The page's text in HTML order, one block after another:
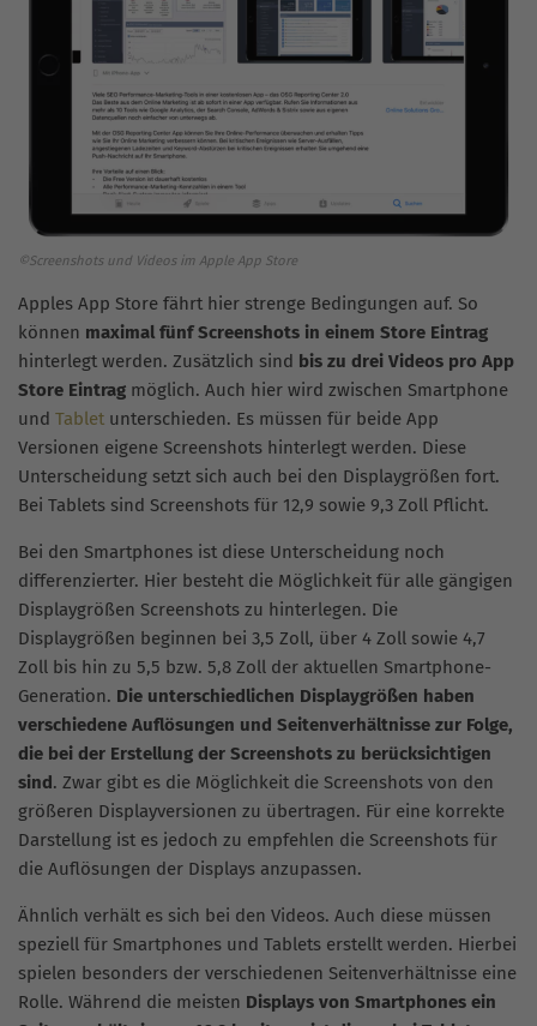
©Screenshots und Videos im Apple App Store
Apples App Store fährt hier strenge Bedingungen auf. So
können maximal fünf Screenshots in einem Store Eintrag
hinterlegt werden. Zusätzlich sind bis zu drei Videos pro App
Store Eintrag möglich. Auch hier wird zwischen Smartphone
und Tablet unterschieden. Es müssen für beide App
Versionen eigene Screenshots hinterlegt werden. Diese
Unterscheidung setzt sich auch bei den Displaygrößen fort.
Bei Tablets sind Screenshots für 12,9 sowie 9,3 Zoll Pflicht.
Bei den Smartphones ist diese Unterscheidung noch
differenzierter. Hier besteht die Möglichkeit für alle gängigen
Displaygrößen Screenshots zu hinterlegen. Die
Displaygrößen beginnen bei 3,5 Zoll, über 4 Zoll sowie 4,7
Zoll bis hin zu 5,5 bzw. 5,8 Zoll der aktuellen Smartphone-
Generation. Die unterschiedlichen Displaygrößen haben
verschiedene Auflösungen und Seitenverhältnisse zur Folge,
die bei der Erstellung der Screenshots zu berücksichtigen
sind. Zwar gibt es die Möglichkeit die Screenshots von den
größeren Displayversionen zu übertragen. Für eine korrekte
Darstellung ist es jedoch zu empfehlen die Screenshots für
die Auflösungen der Displays anzupassen.
Ähnlich verhält es sich bei den Videos. Auch diese müssen
speziell für Smartphones und Tablets erstellt werden. Hierbei
spielen besonders der verschiedenen Seitenverhältnisse eine
Rolle. Während die meisten Displays von Smartphones ein